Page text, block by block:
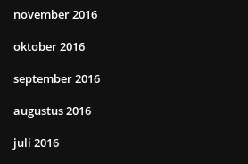
november 2016
oktober 2016
september 2016
augustus 2016
juli 2016